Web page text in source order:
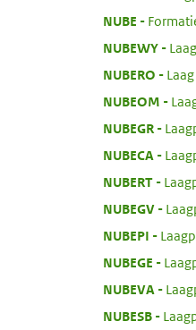
NUBE
NUBEWY:
NUBERO
NUBEOM
NUBEGR:
NUBECA
NUBERT:
NUBEGV:
NUBEPI
NUBEGE
NUBEVA
NUBESB: